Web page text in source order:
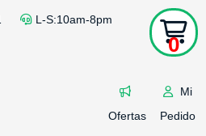
L-S:10am-8pm
Ofertas
Mi
Pedido
0